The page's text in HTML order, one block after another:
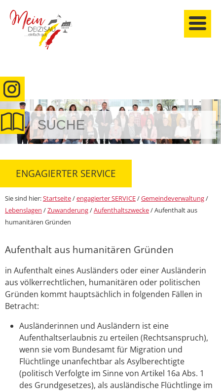
anmelden
ENGAGIERTER SERVICE
Sie sind hier:Startseite/engagierter SERVICE/Gemeindeverwaltung/
Lebenslagen /Zuwanderung/Aufenthaltszwecke/Aufenthalt aus
humanitären Gründen
Aufenthalt aus humanitären Gründen
in Aufenthalt eines Ausländers oder einer Ausländerin
aus völkerrechtlichen, humanitären oder politischen
Gründen kommt hauptsächlich in folgenden Fällen in
Betracht:
Ausländerinnen und Ausländern ist eine
Aufenthaltserlaubnis zu erteilen (Rechtsanspruch),
wenn sie vom Bundesamt für Migration und
Flüchtlinge unanfechtbar als Asylberechtigte
(politisch Verfolgte im Sinne von Artikel 16a Abs. 1
des Grundgesetzes), als ausländische Flüchtlinge im